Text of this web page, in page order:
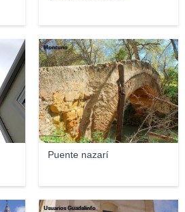
Puente nazarí
Montuno
Usuarios Guadalinfo